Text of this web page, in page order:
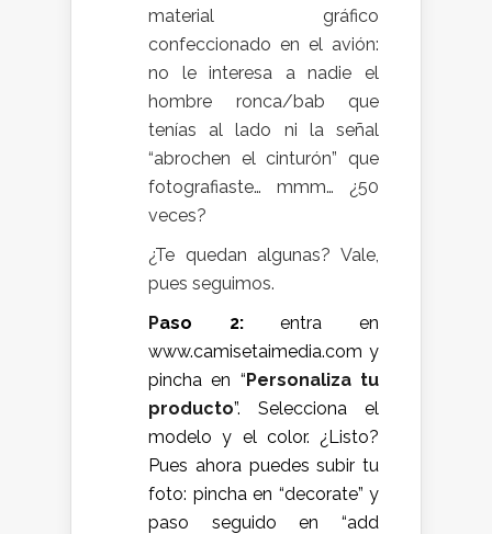
material gráfico
confeccionado en el avión:
no le interesa a nadie el
hombre ronca/bab que
tenías al lado ni la señal
“abrochen el cinturón” que
fotografiaste… mmm… ¿50
veces?
¿Te quedan algunas? Vale,
pues seguimos.
Paso 2:entra en
www.camisetaimedia.com y
pincha en “Personaliza tu
producto”. Selecciona el
modelo y el color. ¿Listo?
Pues ahora puedes subir tu
foto: pincha en “decorate” y
paso seguido en “add